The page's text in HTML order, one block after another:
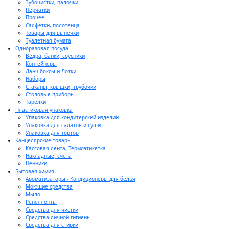
Зубочистки, палочки
Перчатки
Прочее
Салфетки, полотенца
Товары для выпечки
Туалетная бумага
Одноразовая посуда
Ведра, банки, соусники
Контейнеры
Ланч боксы и Лотки
Наборы
Стаканы, крышки, трубочки
Столовые приборы
Тарелки
Пластиковая упаковка
Упаковка для кондитерский изделий
Упаковка для салатов и суши
Упаковка для тортов
Канцелярские товары
Кассовая лента, Термоэтикетка
Накладные, счета
Ценники
Бытовая химия
Ароматизаторы - Кондиционеры для белья
Моющие средства
Мыло
Репелленты
Средства для чистки
Средства личной гигиены
Средства для стирки